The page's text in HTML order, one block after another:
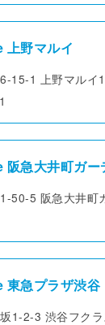
野マルイ
15-1 上野マルイ
急大井町ガー
50-5 阪急大井町
急プラザ渋谷
1-2-3 渋谷フク